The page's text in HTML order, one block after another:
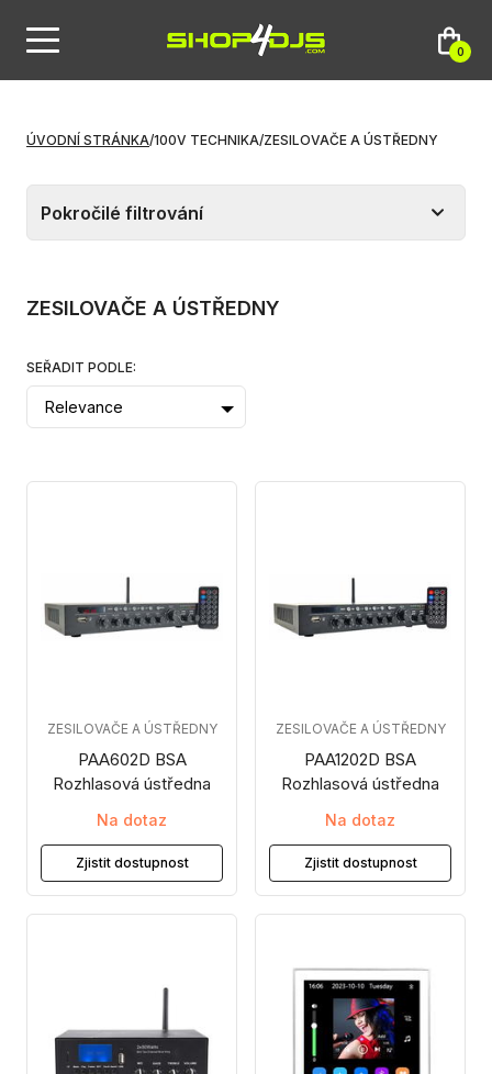
0
ÚVODNÍ STRÁNKA/100V TECHNIKA/ZESILOVAČE A ÚSTŘEDNY
Pokročilé filtrování
ZESILOVAČE A ÚSTŘEDNY
SEŘADIT PODLE:
Relevance
PAA602D BSA
Rozhlasová ústředna
ZESILOVAČE A ÚSTŘEDNY
Na dotaz
Zjistit dostupnost
PAA1202D BSA
Rozhlasová ústředna
ZESILOVAČE A ÚSTŘEDNY
Na dotaz
Zjistit dostupnost